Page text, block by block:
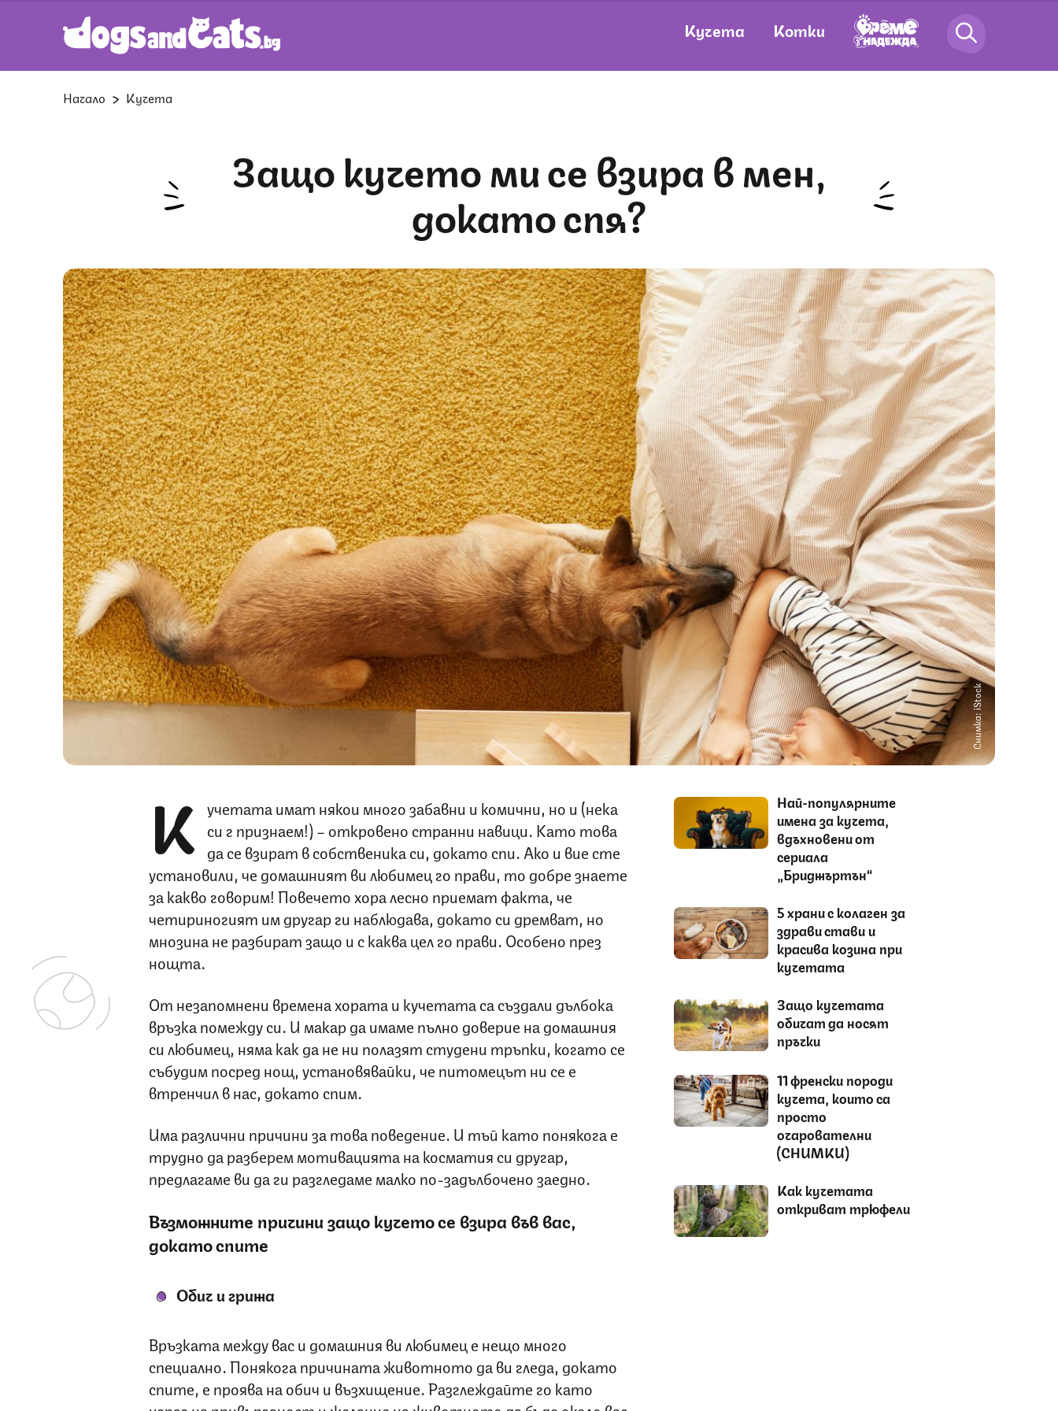
Кучета Котки
Начало Кучета
Защо кучето ми се взира в мен,
докато спя?
Снимка: iStock
К учетата имат някои много забавни и комични, но и (нека
си г признаем!) – откровено странни навици. Като това
да се взират в собственика си, докато спи. Ако и вие сте
установили, че домашният ви любимец го прави, то добре знаете
за какво говорим! Повечето хора лесно приемат факта, че
четириногият им другар ги наблюдава, докато си дремват, но
мнозина не разбират защо и с каква цел го прави. Особено през
нощта.
От незапомнени времена хората и кучетата са създали дълбока
връзка помежду си. И макар да имаме пълно доверие на домашния
си любимец, няма как да не ни полазят студени тръпки, когато се
събудим посред нощ, установявайки, че питомецът ни се е
втренчил в нас, докато спим.
Има различни причини за това поведение. И тъй като понякога е
трудно да разберем мотивацията на косматия си другар,
предлагаме ви да ги разгледаме малко по-задълбочено заедно.
Възможните причини защо кучето се взира във вас,
докато спите
Обич и грижа
Връзката между вас и домашния ви любимец е нещо много
специално. Понякога причината животното да ви гледа, докато
спите, е проява на обич и възхищение. Разглеждайте го като
Най-популярните
имена за кучета,
вдъхновени от
сериала
„Бриджъртън“
5 храни с колаген за
здрави стави и
красива козина при
кучетата
Защо кучетата
обичат да носят
пръчки
11 френски породи
кучета, които са
просто
очарователни
(СНИМКИ)
Как кучетата
откриват трюфели